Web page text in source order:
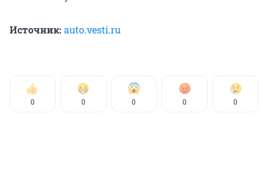
Источник: auto.vesti.ru
0 0 0 0 0